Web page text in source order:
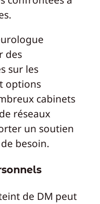
des
sur les
options
cabinets
réseaux
un soutien
besoin.
de DM peut